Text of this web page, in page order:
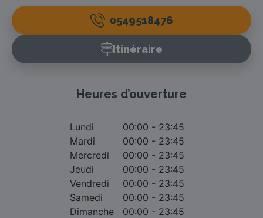
0549518476
Itinéraire
Heures d’ouverture
Lundi
00:00 - 23:45
Mardi
00:00 - 23:45
Mercredi
00:00 - 23:45
Jeudi
00:00 - 23:45
Vendredi
00:00 - 23:45
Samedi
00:00 - 23:45
Dimanche
00:00 - 23:45